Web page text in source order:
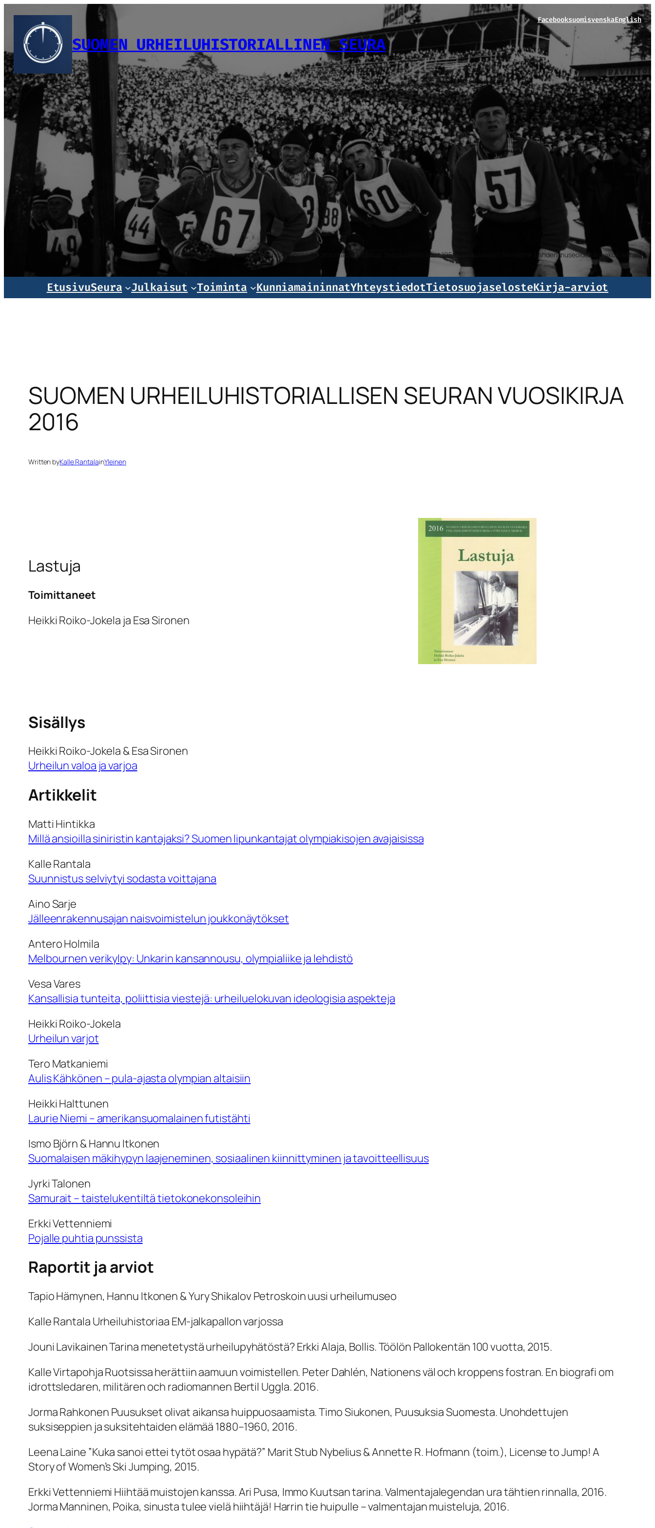
sisältöön
SUOMEN URHEILUHISTORIALLINEN SEURA
FacebooksuomisvenskaEnglish
Norjalaiset ja ruotsalaiset mäkihyppääjät katsomassa kilpailua, Salpausselän kisat 1959. Valokuvaaja Erkki Halme. Lahden museoiden kuvakokoelmat.
EtusivuSeura Julkaisut Toiminta KunniamaininnatYhteystiedotTietosuojaselosteKirja-arviot
SUOMEN URHEILUHISTORIALLISEN SEURAN VUOSIKIRJA
2016
Written byKalle RantalainYleinen
Lastuja
Toimittaneet
Heikki Roiko-Jokela ja Esa Sironen
Sisällys
Heikki Roiko-Jokela & Esa Sironen
Urheilun valoa ja varjoa
Artikkelit
Matti Hintikka
Millä ansioilla siniristin kantajaksi? Suomen lipunkantajat olympiakisojen avajaisissa
Kalle Rantala
Suunnistus selviytyi sodasta voittajana
Aino Sarje
Jälleenrakennusajan naisvoimistelun joukkonäytökset
Antero Holmila
Melbournen verikylpy: Unkarin kansannousu, olympialiike ja lehdistö
Vesa Vares
Kansallisia tunteita, poliittisia viestejä: urheiluelokuvan ideologisia aspekteja
Heikki Roiko-Jokela
Urheilun varjot
Tero Matkaniemi
Aulis Kähkönen – pula-ajasta olympian altaisiin
Heikki Halttunen
Laurie Niemi – amerikansuomalainen futistähti
Ismo Björn & Hannu Itkonen
Suomalaisen mäkihypyn laajeneminen, sosiaalinen kiinnittyminen ja tavoitteellisuus
Jyrki Talonen
Samurait – taistelukentiltä tietokonekonsoleihin
Erkki Vettenniemi
Pojalle puhtia punssista
Raportit ja arviot
Tapio Hämynen, Hannu Itkonen & Yury ShikalovPetroskoin uusi urheilumuseo
Kalle Rantala Urheiluhistoriaa EM-jalkapallon varjossa
Jouni LavikainenTarina menetetystä urheilupyhätöstä? Erkki Alaja, Bollis. Töölön Pallokentän 100 vuotta, 2015.
Kalle VirtapohjaRuotsissa herättiin aamuun voimistellen. Peter Dahlén, Nationens väl och kroppens fostran. En biografi om
idrottsledaren, militären och radiomannen Bertil Uggla.2016.
Jorma Rahkonen Puusukset olivat aikansa huippuosaamista. Timo Siukonen, Puusuksia Suomesta. Unohdettujen
suksiseppien ja suksitehtaiden elämää 1880–1960, 2016.
Leena Laine ”Kuka sanoi ettei tytöt osaa hypätä?” Marit Stub Nybelius & Annette R. Hofmann (toim.), License to Jump!A
Story of Women’s Ski Jumping, 2015.
Erkki Vettenniemi Hiihtää muistojen kanssa. Ari Pusa, Immo Kuutsan tarina. Valmentajalegendan ura tähtien rinnalla, 2016.
Jorma Manninen, Poika, sinusta tulee vielä hiihtäjä! Harrin tie huipulle – valmentajan muisteluja, 2016.